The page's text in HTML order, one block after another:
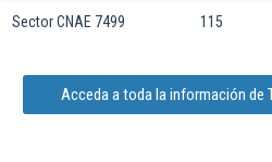
Sector CNAE 7499 115
Acceda a toda la información de